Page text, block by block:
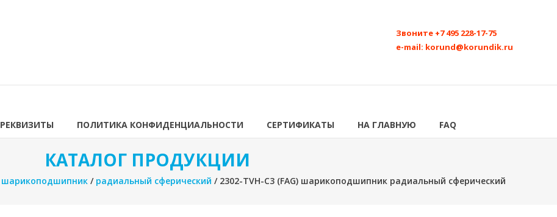
Звоните +7 495 228-17-75
e-mail: korund@korundik.ru
РЕКВИЗИТЫ ПОЛИТИКА КОНФИДЕНЦИАЛЬНОСТИ СЕРТИФИКАТЫ НА ГЛАВНУЮ FAQ
КАТАЛОГ ПРОДУКЦИИ
шарикоподшипник / радиальный сферический / 2302-TVH-C3 (FAG) шарикоподшипник радиальный сферический